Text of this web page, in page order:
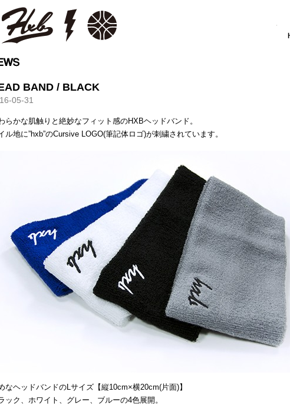
BAND / BLACK
05-31
らかな肌触りと絶妙なフィット感のHXBヘッドバンド。
ル地に”hxb”のCursive LOGO(筆記体ロゴ)が刺繍されています。
なヘッドバンドのLサイズ【縦10cm×横20cm(片面)】
ック、ホワイト、グレー、ブルーの4色展開。